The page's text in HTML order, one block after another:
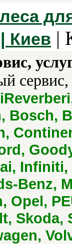
Киев |
Bosch,
Infiniti,
Benz,
Opel,
Skoda,